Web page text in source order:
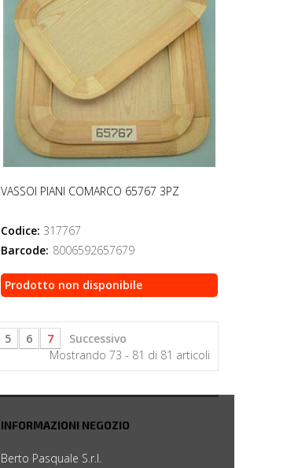
VASSOI PIANI COMARCO 65767 3PZ
Codice: 317767
Barcode: 8006592657679
Prodotto non disponibile
5 6 7
Successivo
Mostrando 73 - 81 di 81 articoli
INFORMAZIONI NEGOZIO
Berto Pasquale S.r.l.